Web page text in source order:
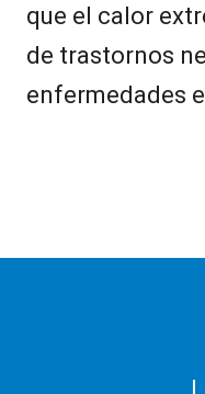
que el calor
de trastornos
enfermedades